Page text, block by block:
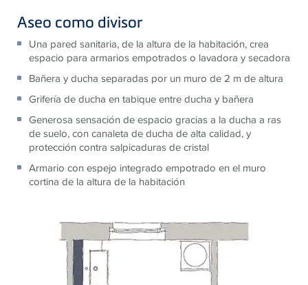
Aseo como divisor
Una pared sanitaria, de la altura de la habitación, crea
espacio para armarios empotrados o lavadora y secadora
Bañera y ducha separadas por un muro de 2 m de altura
Grifería de ducha en tabique entre ducha y bañera
Generosa sensación de espacio gracias a la ducha a ras
de suelo, con canaleta de ducha de alta calidad, y
protección contra salpicaduras de cristal
Armario con espejo integrado empotrado en el muro
cortina de la altura de la habitación